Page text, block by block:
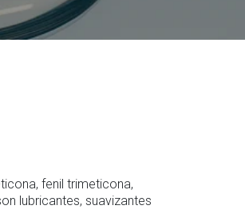
fenil trimeticona,
lubricantes, suavizantes